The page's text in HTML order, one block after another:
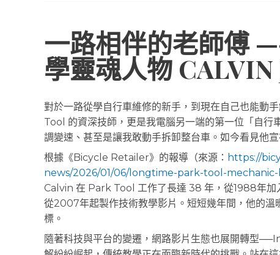
一路相伴的老師傅
學靈魂人物
對於一路從學自行車維修的新手，到現在自己也能動
Tool 的資深技師，更是我電腦另一端的第一位「自行
調變速、甚至是讓我敢動手拆卸整台車。如今看見他
根據《Bicycle Retailer》的報導（來源： https://
news/2026/01/06/longtime-park-tool-
Calvin 在 Park Tool 工作了長達 38 年，從1988年加
從2007年起製作技術教學影片。短短幾年間，他的
標。
隨著科技與平台的變遷，網路影片生態也展開轉型